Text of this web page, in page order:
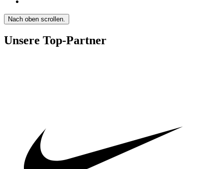
Nach oben scrollen.
Unsere Top-Partner